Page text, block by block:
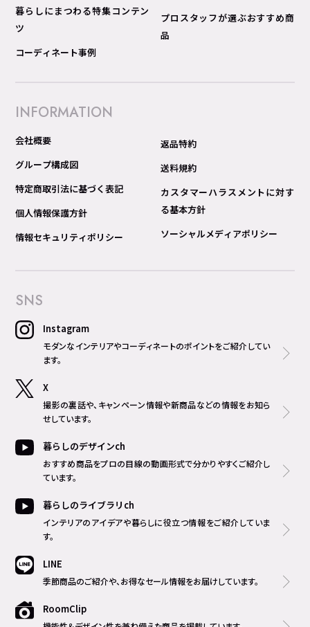
暮らしにまつわる特集コンテン
ツ
コーディネート事例
プロスタッフが選ぶおすすめ商
品
INFORMATION
会社概要
グループ構成図
特定商取引法に基づく表記
個人情報保護方針
情報セキュリティポリシー
返品特約
送料規約
カスタマーハラスメントに対す
る基本方針
ソーシャルメディアポリシー
SNS
Instagram
モダンなインテリアやコーディネートのポイントをご紹介してい
ます。
X
撮影の裏話や、キャンペーン情報や新商品などの情報をお知ら
せしています。
暮らしのデザインch
おすすめ商品をプロの目線の動画形式で分かりやすくご紹介し
ています。
暮らしのライブラリch
インテリアのアイデアや暮らしに役立つ情報をご紹介していま
す。
LINE
季節商品のご紹介や、お得なセール情報をお届けしています。
RoomClip